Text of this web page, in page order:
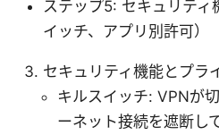
ステップ5: セキュリテ
イッチ、アプリ別許可）
セキュリティ機能とプラ
キルスイッチ: VPNが
ーネット接続を遮断し